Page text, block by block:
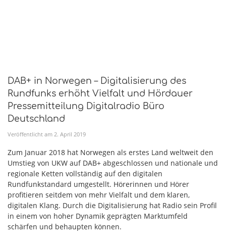
DAB+ in Norwegen – Digitalisierung des
Rundfunks erhöht Vielfalt und Hördauer
Pressemitteilung Digitalradio Büro
Deutschland
Veröffentlicht am 2. April 2019
Zum Januar 2018 hat Norwegen als erstes Land weltweit den
Umstieg von UKW auf DAB+ abgeschlossen und nationale und
regionale Ketten vollständig auf den digitalen
Rundfunkstandard umgestellt. Hörerinnen und Hörer
profitieren seitdem von mehr Vielfalt und dem klaren,
digitalen Klang. Durch die Digitalisierung hat Radio sein Profil
in einem von hoher Dynamik geprägten Marktumfeld
schärfen und behaupten können.